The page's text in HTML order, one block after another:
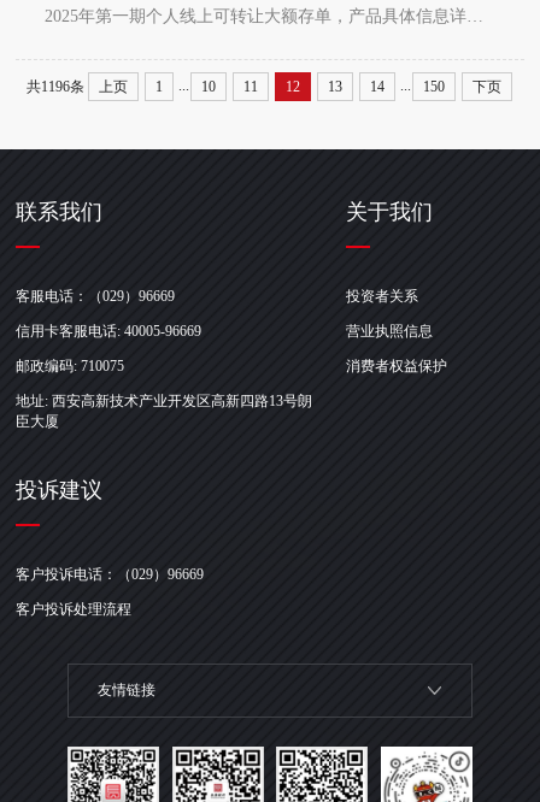
2025年第一期个人线上可转让大额存单，产品具体信息详见
书》。长安银行
共1196条 上页 1 ... 10 11 12 13 14 ... 150 下页
联系我们
客服电话：（029）96669
信用卡客服电话: 40005-96669
邮政编码: 710075
地址: 西安高新技术产业开发区高新四路13号朗
臣大厦
关于我们
投资者关系
营业执照信息
消费者权益保护
投诉建议
客户投诉电话：（029）96669
客户投诉处理流程
友情链接